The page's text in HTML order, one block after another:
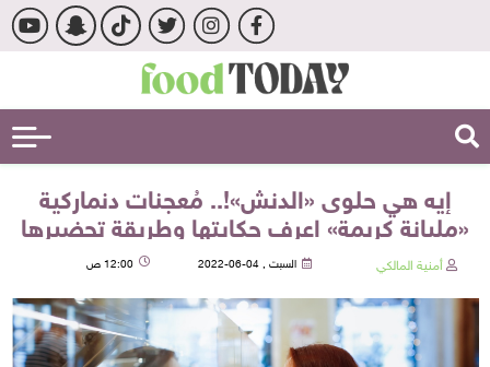
إيه هي حلوى «الدنش»!.. مُعجنات دنماركية
«مليانة كريمة» اعرف حكايتها وطريقة تحضيرها
أمنية المالكي السبت , 04-06-2022 12:00 ص